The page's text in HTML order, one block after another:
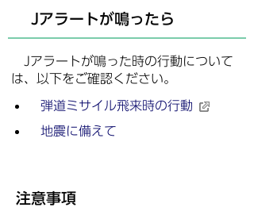
Jアラートが鳴ったら
Jアラートが鳴った時の行動について
は、以下をご確認ください。
弾道ミサイル飛来時の行動
地震に備えて
注意事項